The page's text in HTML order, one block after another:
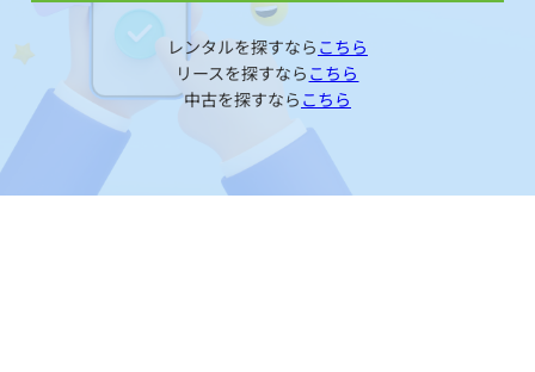
レンタルを探すなら こちら
リースを探すなら こちら
中古を探すなら こちら